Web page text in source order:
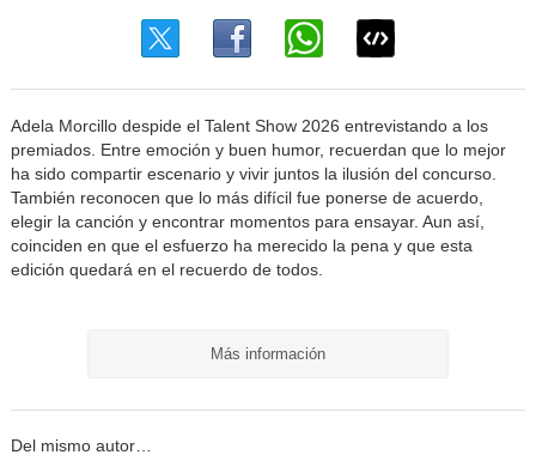
Adela Morcillo despide el Talent Show 2026 entrevistando a los
premiados. Entre emoción y buen humor, recuerdan que lo mejor
ha sido compartir escenario y vivir juntos la ilusión del concurso.
También reconocen que lo más difícil fue ponerse de acuerdo,
elegir la canción y encontrar momentos para ensayar. Aun así,
coinciden en que el esfuerzo ha merecido la pena y que esta
edición quedará en el recuerdo de todos.
Más información
Del mismo autor…